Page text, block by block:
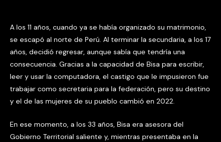
A los 11 años, cuando ya se había organizado su matrimonio,
se escapó al norte de Perú. Al terminar la secundaria, a los 17
años, decidió regresar, aunque sabía que tendría una
consecuencia. Gracias a la capacidad de Bisa para escribir,
leer y usar la computadora, el castigo que le impusieron fue
trabajar como secretaria para la federación, pero su destino
y el de las mujeres de su pueblo cambió en 2022.
En ese momento, a los 33 años, Bisa era asesora del
Gobierno Territorial saliente y, mientras presentaba en la